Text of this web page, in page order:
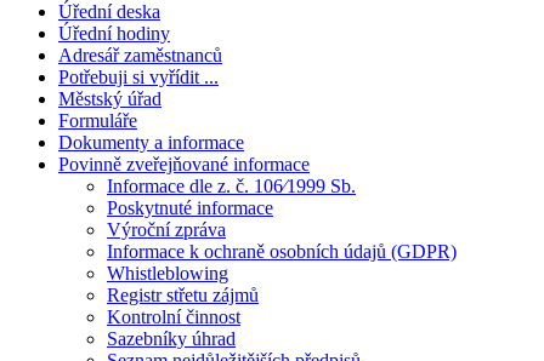
Úřední deska
Úřední hodiny
Adresář zaměstnanců
Potřebuji si vyřídit ...
Městský úřad
Formuláře
Dokumenty a informace
Povinně zveřejňované informace
Informace dle z. č. 106⁄1999 Sb.
Poskytnuté informace
Výroční zpráva
Informace k ochraně osobních údajů (GDPR)
Whistleblowing
Registr střetu zájmů
Kontrolní činnost
Sazebníky úhrad